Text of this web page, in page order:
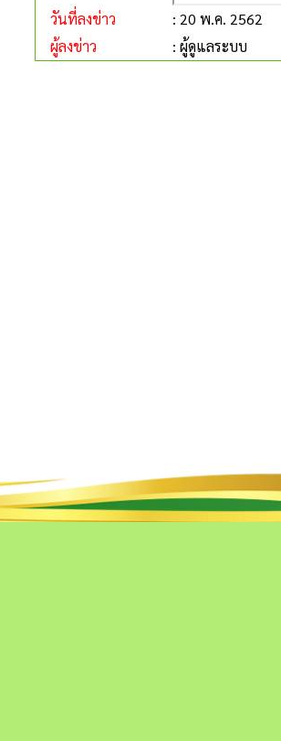
วันที่ลงข่าว
: 20 พ.ค. 2562
ผู้ลงข่าว
: ผู้ดูแลระบบ